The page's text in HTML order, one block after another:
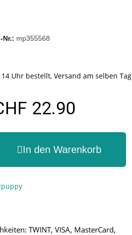
Nr. mp355568
Uhr bestellt, Versand am selben Tag
22.90
In den Warenkorb
TWINT, VISA, MasterCard,